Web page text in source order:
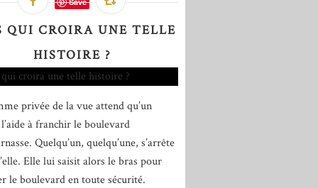
QUI CROIRA UNE TELLE
HISTOIRE ?
privée de la vue attend qu’un
à franchir le boulevard
Quelqu’un, quelqu’une, s’arrête
Elle lui saisit alors le bras pour
le boulevard en toute sécurité.